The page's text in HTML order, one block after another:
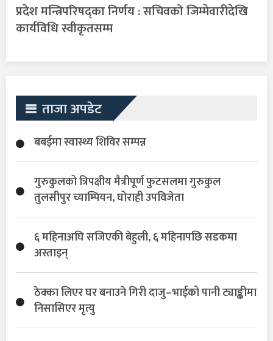
प्रदेश मन्त्रिपरिषद्का निर्णय : सचिवको जिम्मेवारीदेखि
कार्यविधि स्वीकृतसम्म
ताजा अपडेट
बबईमा स्वास्थ्य शिविर सम्पन्न
गुरुकुलको त्रिपक्षीय मैत्रीपूर्ण फुटसलमा गुरुकुल
तुलसीपुर च्याम्पियन, घोराही उपविजेता
६ महिनाअघि सजिएकी बेहुली, ६ महिनापछि सडकमा
अस्ताइन्
ठेक्का लिएर घर बनाउने गिरी दाजु–भाईको पानी ट्याङ्कीमा
निसासिएर मृत्यु